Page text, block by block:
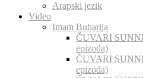
Arapski jezik
Video
Imam Buharija
ČUVARI
epizoda)
ČUVARI
epizoda)